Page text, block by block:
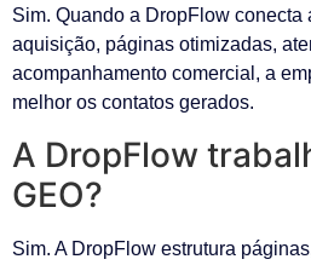
Sim. Quando a DropFlow conecta
aquisição, páginas otimizadas,
acompanhamento comercial, a
melhor os contatos gerados.
A DropFlow
GEO?
Sim. A DropFlow estrutura